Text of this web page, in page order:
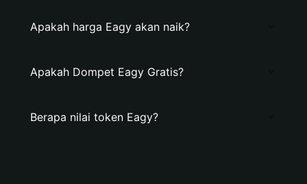
Apakah harga Eagy akan naik?
Apakah Dompet Eagy Gratis?
Berapa nilai token Eagy?